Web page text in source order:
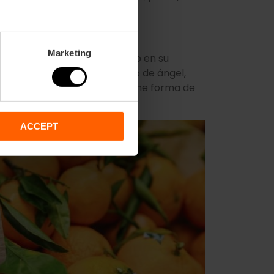
Marketing
ACCEPT
de Reyesvalenciano, tanto en su
relleno de crema, cabello de ángel,
, de la zona de Gandía, que tiene forma de
calabaza confitados.